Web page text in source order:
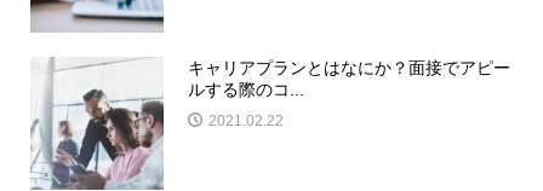
キャリアプランとはなにか？面接でアピー
ルする際のコ...
2021.02.22